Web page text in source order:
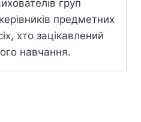
груп
предметних
хто зацікавлений
навчання.